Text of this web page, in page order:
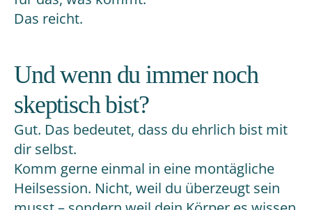
Das reicht.
Und wenn du immer noch
skeptisch bist?
Gut. Das bedeutet, dass du ehrlich bist mit
dir selbst.
Komm gerne einmal in eine montägliche
Heilsession. Nicht, weil du überzeugt sein